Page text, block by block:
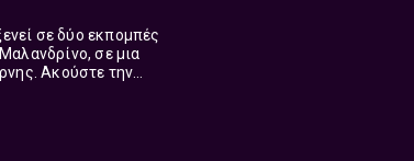
σε δύο εκπομπές
σε μια
Ακούστε την